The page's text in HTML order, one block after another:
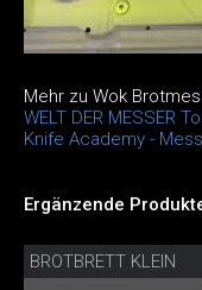
Mehr zu Wok
WELT DER MESSER
Knife Academy -
Ergänzende
BROTBRETT KLEIN